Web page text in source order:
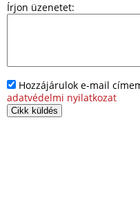
Írjon üzenetet:
Hozzájárulok e-mail
adatvédelmi nyilatkozat